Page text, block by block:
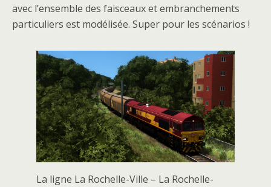
avec l’ensemble des faisceaux et embranchements
particuliers est modélisée. Super pour les scénarios !
La ligne La Rochelle-Ville – La Rochelle-